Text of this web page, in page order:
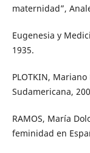
maternidad”,
Eugenesia y
1935.
PLOTKIN,
Sudamericana,
RAMOS, María
feminidad en